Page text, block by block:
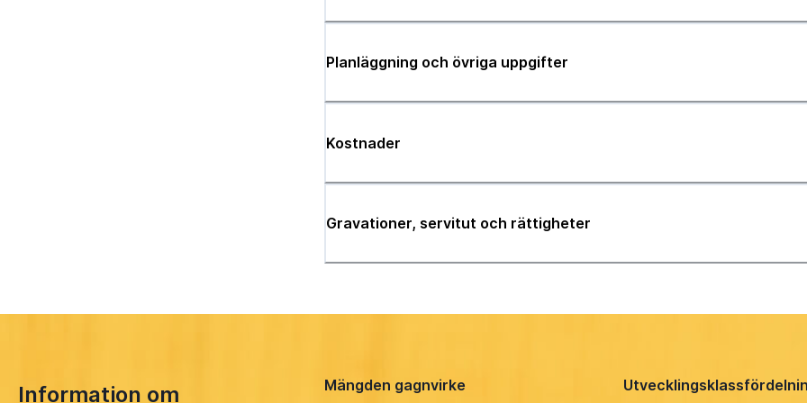
Planläggning och övriga uppgifter
Kostnader
Gravationer, servitut och rättigheter
Information om Mängden gagnvirke